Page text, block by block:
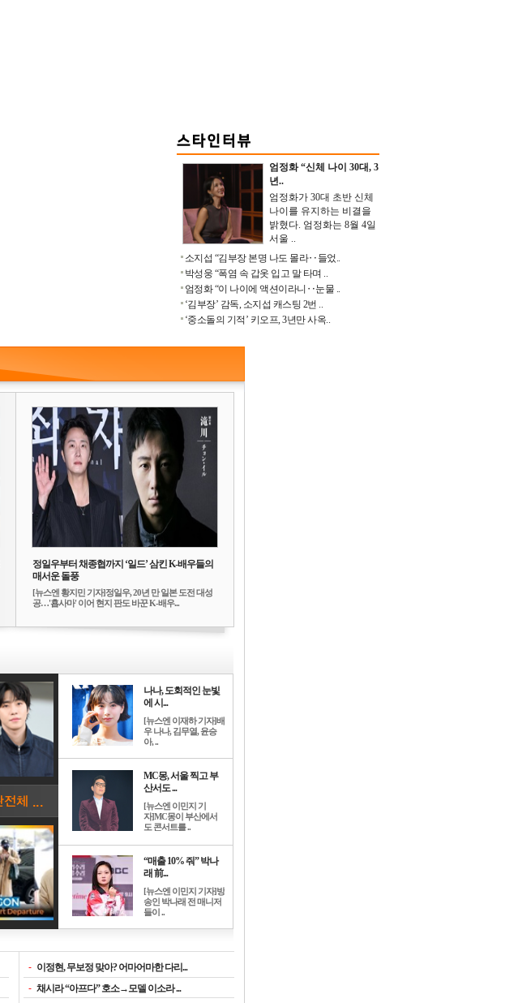
엄정화 “신체 나이 30대, 3
년..
엄정화가 30대 초반 신체
나이를 유지하는 비결을
밝혔다. 엄정화는 8월 4일
서울 ..
소지섭 “김부장 본명 나도 몰라‥들었..
박성웅 “폭염 속 갑옷 입고 말 타며 ..
엄정화 “이 나이에 액션이라니‥눈물 ..
‘김부장’ 감독, 소지섭 캐스팅 2번 ..
‘중소돌의 기적’ 키오프, 3년만 사옥..
정일우부터 채종협까지 ‘일드’ 삼킨 K-배우들의
매서운 돌풍
[뉴스엔 황지민 기자]정일우, 20년 만 일본 도전 대성
공…'횹사마' 이어 현지 판도 바꾼 K-배우...
나나, 도회적인 눈빛
에 시...
[뉴스엔 이재하 기자]배
우 나나, 김무열, 윤승
아, ..
MC몽, 서울 찍고 부
산서도 ...
[뉴스엔 이민지 기
자]MC몽이 부산에서
도 콘서트를 ..
“매출 10% 줘” 박나
래 前...
[뉴스엔 이민지 기자]방
송인 박나래 전 매니저
들이 ..
- 이정현, 무보정 맞아? 어마어마한 다리...
- 채시라 “아프다” 호소→모델 이소라 ...